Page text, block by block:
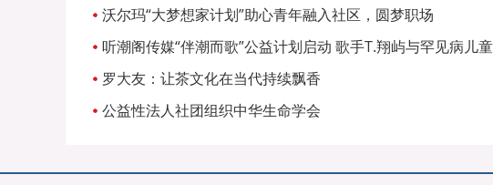
沃尔玛“大梦想家计划”助心青年融入社区，圆梦职场
听潮阁传媒“伴潮而歌”公益计划启动 歌手T.翔屿与罕见病儿
常》
罗大友：让茶文化在当代持续飘香
公益性法人社团组织中华生命学会